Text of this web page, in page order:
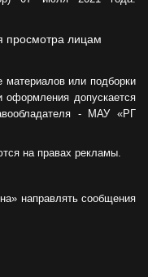
просмотра лицам
материалов или подборки
оформления допускается
- МАУ «РГ
на правах рекламы.
направлять сообщения